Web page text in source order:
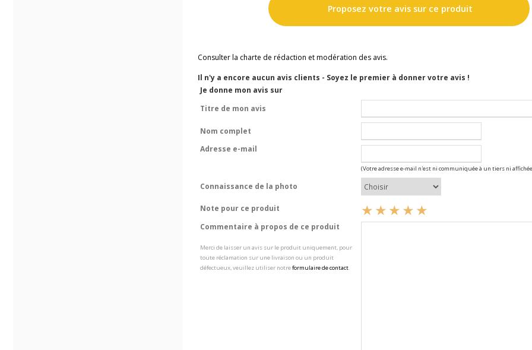
Proposez votre avis sur ce produit
Consulter la charte de rédaction et modération des avis.
Il n'y a encore aucun avis clients - Soyez le premier à donner votre avis !
Je donne mon avis sur
Titre de mon avis
Nom complet
Adresse e-mail
(Votre adresse e-mail n'est ni communiquée à un tiers ni
Connaissance de la photo
Note pour ce produit
Commentaire à propos de ce produit
Merci de laisser un avis sur le produit uniquement, pour
toute réclamation sur une livraison ou un produit
défectueux, veuillez utiliser notreformulaire de contact.